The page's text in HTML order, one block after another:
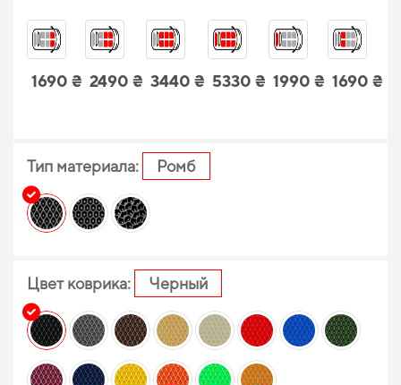
1690 ₴ 2490 ₴ 3440 ₴ 5330 ₴ 1990 ₴ 1690 ₴
Тип материала: Ромб
Цвет коврика: Черный